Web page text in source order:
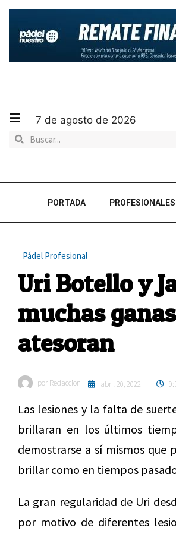
7 de agosto de 2026
PORTADA PROFESIONALES
Pádel Profesional
Uri Botello y
muchas
atesoran
por Redaccion abril 20, 2022
Las lesiones y la falta de
brillaran en los últimos
demostrarse a sí mismos que
brillar como en tiempos
La gran regularidad de Uri
por motivo de diferentes